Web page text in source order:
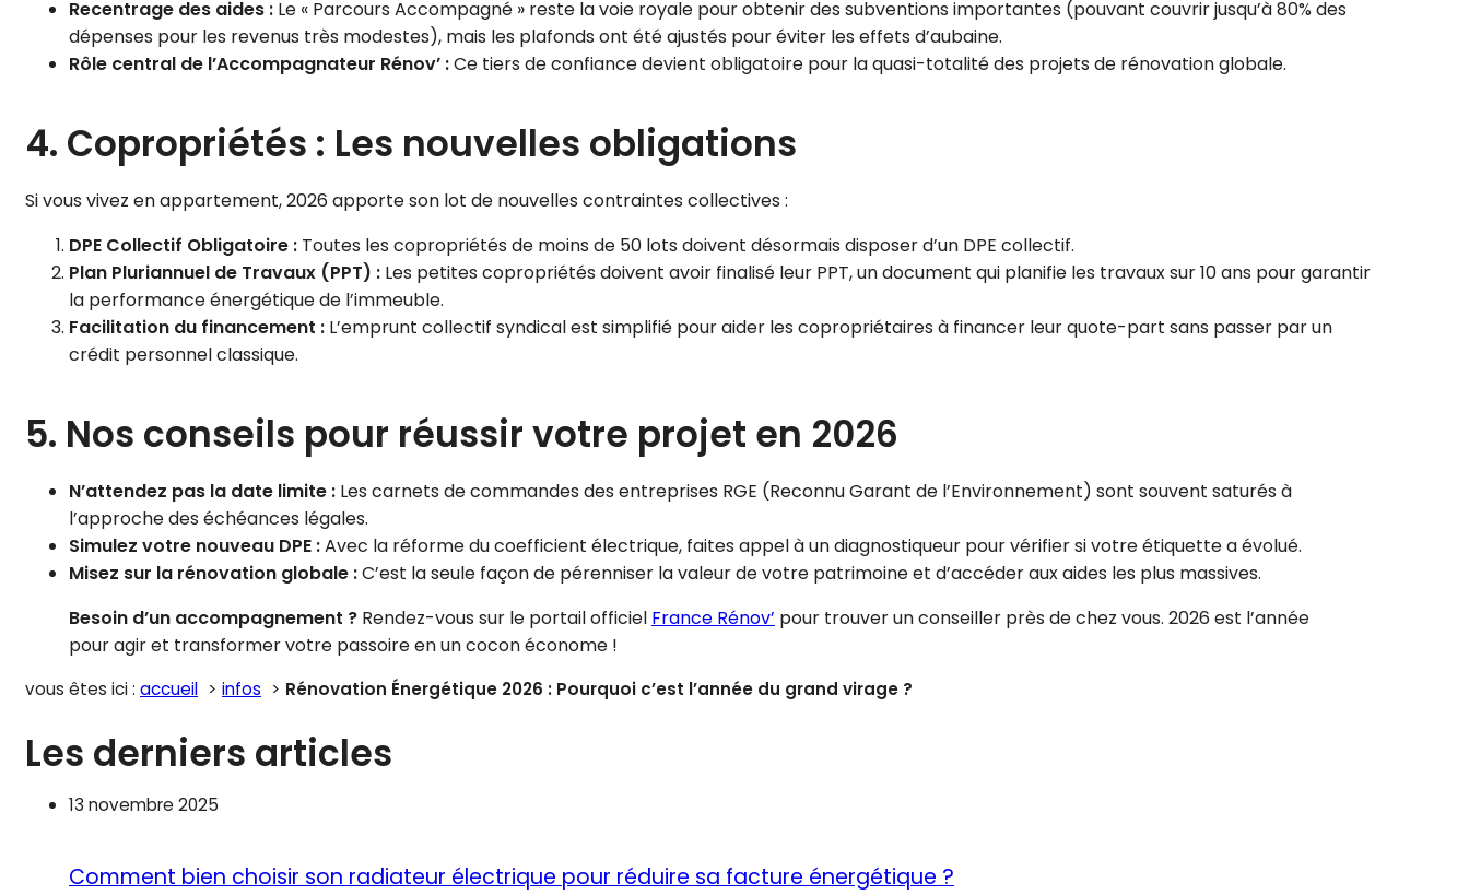
Recentrage des aides : Le « Parcours Accompagné » reste la voie royale pour obtenir des subventions importantes (pouvant couvrir jusqu’à 80% des
dépenses pour les revenus très modestes), mais les plafonds ont été ajustés pour éviter les effets d’aubaine.
Rôle central de l’Accompagnateur Rénov’ :Ce tiers de confiance devient obligatoire pour la quasi-totalité des projets de rénovation globale.
4. Copropriétés : Les nouvelles obligations
Si vous vivez en appartement, 2026 apporte son lot de nouvelles contraintes collectives :
DPE Collectif Obligatoire : Toutes les copropriétés de moins de 50 lots doivent désormais disposer d’un DPE collectif.
Plan Pluriannuel de Travaux (PPT) : Les petites copropriétés doivent avoir finalisé leur PPT, un document qui planifie les travaux sur 10 ans pour garantir
la performance énergétique de l’immeuble.
Facilitation du financement : L’emprunt collectif syndical est simplifié pour aider les copropriétaires à financer leur quote-part sans passer par un
crédit personnel classique.
5. Nos conseils pour réussir votre projet en 2026
N’attendez pas la date limite : Les carnets de commandes des entreprises RGE (Reconnu Garant de l’Environnement) sont souvent saturés à
l’approche des échéances légales.
Simulez votre nouveau DPE :Avec la réforme du coefficient électrique, faites appel à un diagnostiqueur pour vérifier si votre étiquette a évolué.
Misez sur la rénovation globale :C’est la seule façon de pérenniser la valeur de votre patrimoine et d’accéder aux aides les plus massives.
Besoin d’un accompagnement ? Rendez-vous sur le portail officiel France Rénov’ pour trouver un conseiller près de chez vous. 2026 est l’année
pour agir et transformer votre passoire en un cocon économe !
vous êtes ici : accueil infos Rénovation Énergétique 2026 : Pourquoi c’est l’année du grand virage ?
Les derniers articles
13 novembre 2025
Comment bien choisir son radiateur électrique pour réduire sa facture énergétique ?